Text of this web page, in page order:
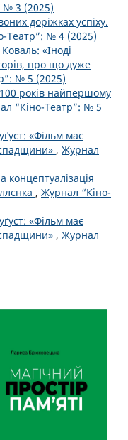
№ 3 (2025)
доріжках успіху.
Театр”: № 4 (2025)
«Іноді
про що дуже
№ 5 (2025)
років найпершому
“Кіно-Театр”: № 5
«Фільм має
, Журнал
концептуалізація
, Журнал “Кіно-
«Фільм має
, Журнал